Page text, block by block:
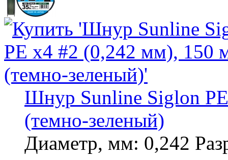
Шнур Sunline Siglon
(темно-зеленый)
Диаметр, мм: 0,242